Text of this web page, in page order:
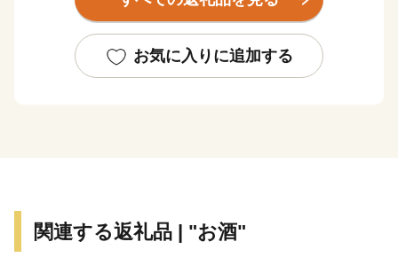
の地域が海抜10m未満となっています。また、庄内川の
境に恵まれ、四季折々の風景を楽しむことができます。
平成17年7月7日に西枇杷島町、清洲町、新川町が合
お気に入りに追加する
関連する返礼品 | "お酒"